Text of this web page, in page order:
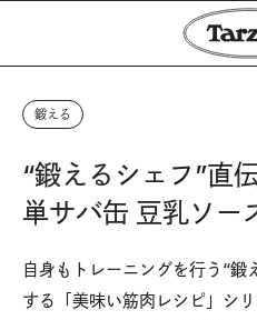
鍛える
“鍛えるシェフ”直
単サバ缶 豆乳ソー
自身もトレーニングを行う“鍛
する「美味い筋肉レシピ」シ